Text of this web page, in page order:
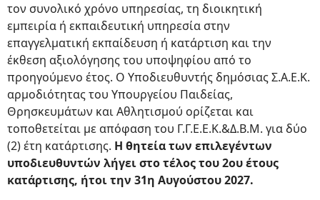
τον συνολικό χρόνο υπηρεσίας, τη διοικητική
εμπειρία ή εκπαιδευτική υπηρεσία στην
επαγγελματική εκπαίδευση ή κατάρτιση και την
έκθεση αξιολόγησης του υποψηφίου από το
προηγούμενο έτος. Ο Υποδιευθυντής δημόσιας Σ.Α.Ε.Κ.
αρμοδιότητας του Υπουργείου Παιδείας,
Θρησκευμάτων και Αθλητισμού ορίζεται και
τοποθετείται με απόφαση του Γ.Γ.Ε.Ε.Κ.&Δ.Β.Μ. για δύο
(2) έτη κατάρτισης. Η θητεία των επιλεγέντων
υποδιευθυντών λήγει στο τέλος του 2ου έτους
κατάρτισης, ήτοι την 31η Αυγούστου 2027.